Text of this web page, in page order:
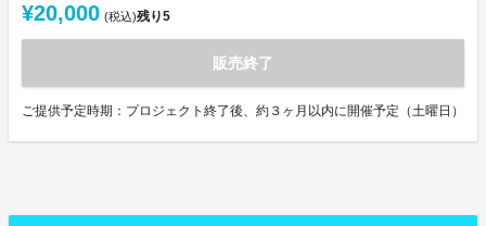
¥20,000 (税込)残り5
販売終了
ご提供予定時期：プロジェクト終了後、約３ヶ月以内に開催予定（土曜日）